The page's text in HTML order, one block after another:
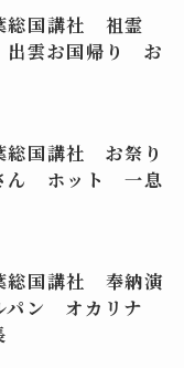
総国講社 祖霊
雲お国帰り お
総国講社 お祭り
ホット 一息
総国講社 奉納演
パン オカリナ